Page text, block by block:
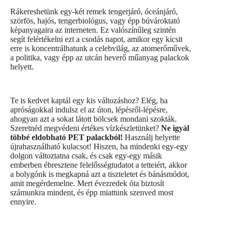
Rákereshetünk egy-két remek tengerjáró, óceánjáró,
szörfös, hajós, tengerbiológus, vagy épp búvároktató
képanyagaira az interneten. Ez valószínűleg szintén
segít felértékelni ezt a csodás napot, amikor egy kicsit
erre is koncentrálhatunk a celebvilág, az atomerőművek,
a politika, vagy épp az utcán heverő műanyag palackok
helyett.
Te is kedvet kaptál egy kis változáshoz? Elég, ha
apróságokkal indulsz el az úton, lépésről-lépésre,
ahogyan azt a sokat látott bölcsek mondani szokták.
Szeretnéd megvédeni értékes vízkészletünket? Ne igyál
többé eldobható PET palackból! Használj helyette
újrahasználható kulacsot! Hiszen, ha mindenki egy-egy
dolgon változtatna csak, és csak egy-egy másik
emberben ébresztene felelősségtudatot a tetteiért, akkor
a bolygónk is megkapná azt a tiszteletet és bánásmódot,
amit megérdemelne. Mert évezredek óta biztosít
számunkra mindent, és épp miattunk szenved most
ennyire.